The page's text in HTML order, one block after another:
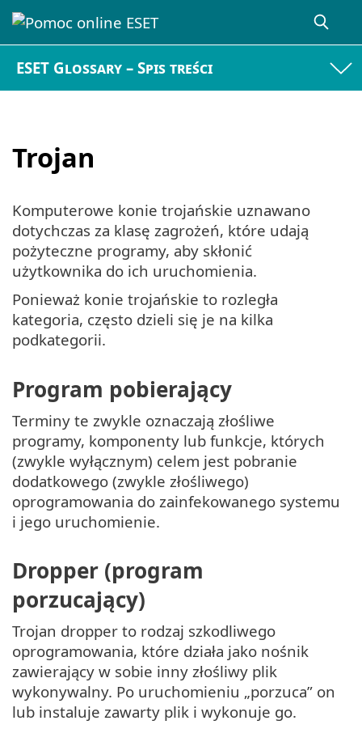
ESET Glossary – Spis treści
Trojan
Komputerowe konie trojańskie uznawano
dotychczas za klasę zagrożeń, które udają
pożyteczne programy, aby skłonić
użytkownika do ich uruchomienia.
Ponieważ konie trojańskie to rozległa
kategoria, często dzieli się je na kilka
podkategorii.
Program pobierający
Terminy te zwykle oznaczają złośliwe
programy, komponenty lub funkcje, których
(zwykle wyłącznym) celem jest pobranie
dodatkowego (zwykle złośliwego)
oprogramowania do zainfekowanego systemu
i jego uruchomienie.
Dropper (program
porzucający)
Trojan dropper to rodzaj szkodliwego
oprogramowania, które działa jako nośnik
zawierający w sobie inny złośliwy plik
wykonywalny. Po uruchomieniu „porzuca” on
lub instaluje zawarty plik i wykonuje go.